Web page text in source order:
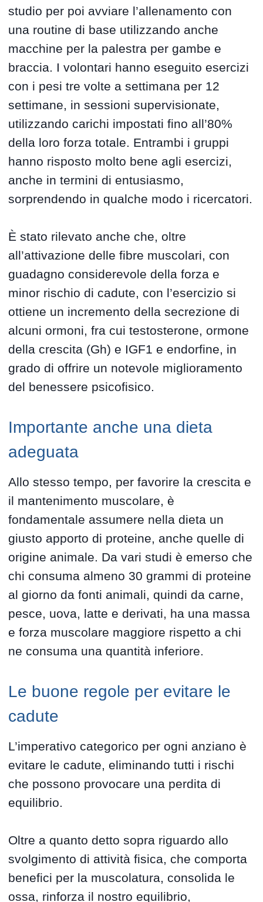
studio per poi avviare l’allenamento con
una routine di base utilizzando anche
macchine per la palestra per gambe e
braccia. I volontari hanno eseguito esercizi
con i pesi tre volte a settimana per 12
settimane, in sessioni supervisionate,
utilizzando carichi impostati fino all’80%
della loro forza totale. Entrambi i gruppi
hanno risposto molto bene agli esercizi,
anche in termini di entusiasmo,
sorprendendo in qualche modo i ricercatori.
È stato rilevato anche che, oltre
all’attivazione delle fibre muscolari, con
guadagno considerevole della forza e
minor rischio di cadute, con l’esercizio si
ottiene un incremento della secrezione di
alcuni ormoni, fra cui testosterone, ormone
della crescita (Gh) e IGF1 e endorfine, in
grado di offrire un notevole miglioramento
del benessere psicofisico.
Importante anche una dieta
adeguata
Allo stesso tempo, per favorire la crescita e
il mantenimento muscolare, è
fondamentale assumere nella dieta un
giusto apporto di proteine, anche quelle di
origine animale. Da vari studi è emerso che
chi consuma almeno 30 grammi di proteine
al giorno da fonti animali, quindi da carne,
pesce, uova, latte e derivati, ha una massa
e forza muscolare maggiore rispetto a chi
ne consuma una quantità inferiore.
Le buone regole per evitare le
cadute
L’imperativo categorico per ogni anziano è
evitare le cadute, eliminando tutti i rischi
che possono provocare una perdita di
equilibrio.
Oltre a quanto detto sopra riguardo allo
svolgimento di attività fisica, che comporta
benefici per la muscolatura, consolida le
ossa, rinforza il nostro equilibrio,